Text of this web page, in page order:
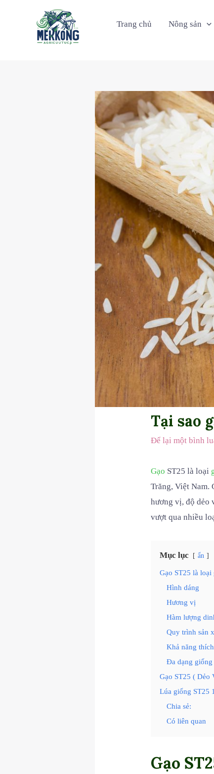
Trang chủ Nông sản
Tại sao
Để lại một bình
Gạo ST25 là loại
Trăng, Việt Nam.
hương vị, độ dẻo
vượt qua nhiều
Mục lục ẩn
Gạo ST25 là
Hình dáng
Hương vị
Hàm lượng
Quy trình sản
Khả năng
Đa dạng giống
Gạo ST25 ( Dẻo
Lúa giống ST25
Chia sẻ:
Có liên quan
Gạo